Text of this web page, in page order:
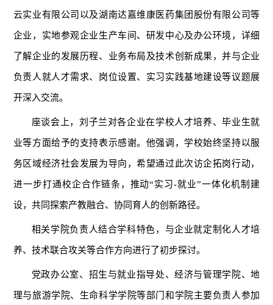
云实业有限公司以及湖南达嘉维康医药集团股份有限公司等
企业，实地参观企业生产车间、研发中心及办公环境，详细
了解企业的发展历程、业务布局及技术创新成果，并与企业
负责人就人才需求、岗位设置、实习实践基地建设等议题展
开深入交流。
座谈会上，刘子兰对各企业在学校人才培养、毕业生就
业等方面给予的支持表示感谢。他强调，学校始终坚持以服
务区域经济社会发展为导向，希望通过此次访企拓岗行动，
进一步打通校企合作链条，推动“实习-就业”一体化机制建
设，共同探索产教融合、协同育人的创新路径。
相关学院负责人结合学科特色，与企业就定制化人才培
养、技术联合攻关等合作方向进行了初步探讨。
党政办公室、招生与就业指导处、经济与管理学院、地
理与旅游学院、生命科学学院等部门和学院主要负责人参加